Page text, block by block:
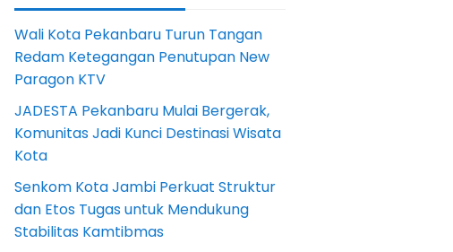
Wali Kota Pekanbaru Turun Tangan
Redam Ketegangan Penutupan New
Paragon KTV
JADESTA Pekanbaru Mulai Bergerak,
Komunitas Jadi Kunci Destinasi Wisata
Kota
Senkom Kota Jambi Perkuat Struktur
dan Etos Tugas untuk Mendukung
Stabilitas Kamtibmas